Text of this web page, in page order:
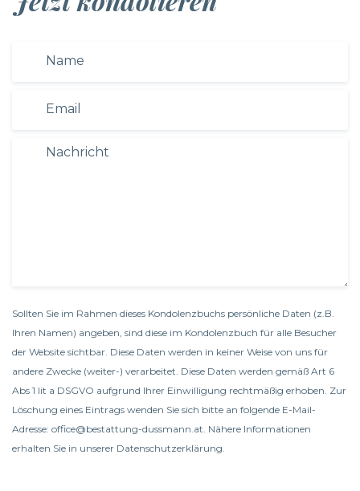
Sollten Sie im Rahmen dieses Kondolenzbuchs persönliche Daten (z.B.
Ihren Namen) angeben, sind diese im Kondolenzbuch für alle Besucher
der Website sichtbar. Diese Daten werden in keiner Weise von uns für
andere Zwecke (weiter-) verarbeitet. Diese Daten werden gemäß Art 6
Abs 1 lit a DSGVO aufgrund Ihrer Einwilligung rechtmäßig erhoben. Zur
Löschung eines Eintrags wenden Sie sich bitte an folgende E-Mail-
Adresse: office@bestattung-dussmann.at. Nähere Informationen
erhalten Sie in unserer Datenschutzerklärung.